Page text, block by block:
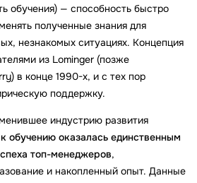
обучения) — способность быстро
полученные знания для
незнакомых ситуациях. Концепция
из Lominger (позже
в конце 1990-х, и с тех пор
поддержку.
индустрию развития
обучению оказалась единственным
топ-менеджеров,
и накопленный опыт. Данные